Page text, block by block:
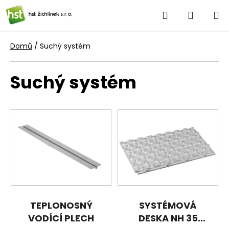
Přejít
na
obsah
Hledat
KOŠÍK
Domů / Suchý systém
Suchý systém
V
r
TEPLONOSNÝ
VODÍCÍ PLECH
SYSTÉMOVÁ
DESKA NH 35